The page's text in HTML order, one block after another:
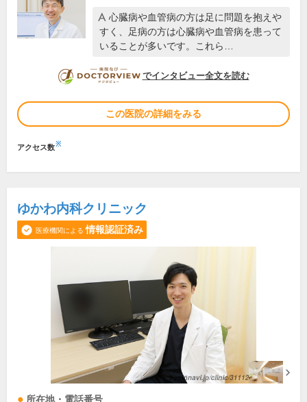
心臓病や血管病の方は足に問題を抱えや
すく、足病の方は心臓病や血管病を患って
いることが多いです。これら…
DOCTORVIEW
でインタビュー全文を読む
この医院の詳細をみる
アクセス数※
ゆかわ内科クリニック
医療機関による 情報認証済み
所在地・電話番号